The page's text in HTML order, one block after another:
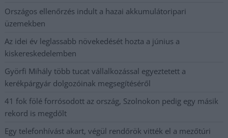
Országos ellenőrzés indult a hazai akkumulátoripari
üzemekben
Az idei év leglassabb növekedését hozta a június a
kiskereskedelemben
Györfi Mihály több tucat vállalkozással egyeztetett a
kerékpárgyár dolgozóinak megsegítéséről
41 fok fölé forrósodott az ország, Szolnokon pedig egy másik
rekord is megdőlt
Egy telefonhívást akart, végül rendőrök vitték el a mezőtúri